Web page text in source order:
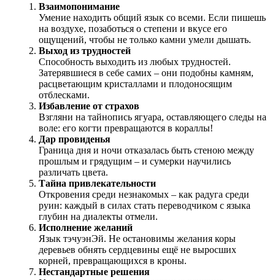
Взаимопонимание
Умение находить общий язык со всеми. Если пишешь
на воздухе, позаботься о степени и вкусе его
ощущений, чтобы не только камни умели дышать.
Выход из трудностей
Способность выходить из любых трудностей.
Затерявшиеся в себе самих – они подобны камням,
расцветающим кристаллами и плодоносящим
отблесками.
Избавление от страхов
Взгляни на тайнопись ягуара, оставляющего следы на
воле: его когти превращаются в кораллы!
Дар провиденья
Граница дня и ночи отказалась быть стеною между
прошлым и грядущим – и сумерки научились
различать цвета.
Тайна привлекательности
Откровения среди незнакомых – как радуга среди
руин: каждый в силах стать переводчиком с языка
глубин на диалекты отмели.
Исполнение желаний
Язык тэчуэнЭй. Не остановимы желания коры
деревьев обнять сердцевины ещё не выросших
корней, превращающихся в кроны.
Нестандартные решения